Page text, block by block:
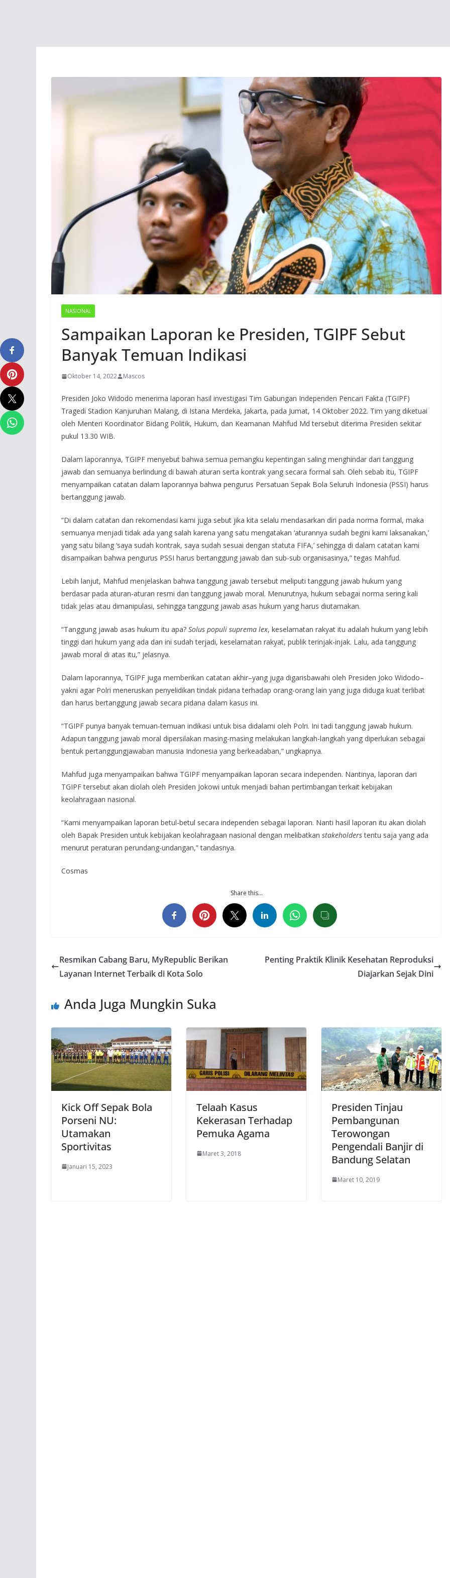
NASIONAL
Sampaikan Laporan ke Presiden, TGIPF Sebut
Banyak Temuan Indikasi
Oktober 14, 2022 Mascos
Presiden Joko Widodo menerima laporan hasil investigasi Tim Gabungan Independen Pencari Fakta (TGIPF)
Tragedi Stadion Kanjuruhan Malang, di Istana Merdeka, Jakarta, pada Jumat, 14 Oktober 2022. Tim yang diketuai
oleh Menteri Koordinator Bidang Politik, Hukum, dan Keamanan Mahfud Md tersebut diterima Presiden sekitar
pukul 13.30 WIB.
Dalam laporannya, TGIPF menyebut bahwa semua pemangku kepentingan saling menghindar dari tanggung
jawab dan semuanya berlindung di bawah aturan serta kontrak yang secara formal sah. Oleh sebab itu, TGIPF
menyampaikan catatan dalam laporannya bahwa pengurus Persatuan Sepak Bola Seluruh Indonesia (PSSI) harus
bertanggung jawab.
“Di dalam catatan dan rekomendasi kami juga sebut jika kita selalu mendasarkan diri pada norma formal, maka
semuanya menjadi tidak ada yang salah karena yang satu mengatakan ‘aturannya sudah begini kami laksanakan,’
yang satu bilang ‘saya sudah kontrak, saya sudah sesuai dengan statuta FIFA,’ sehingga di dalam catatan kami
disampaikan bahwa pengurus PSSI harus bertanggung jawab dan sub-sub organisasinya,” tegas Mahfud.
Lebih lanjut, Mahfud menjelaskan bahwa tanggung jawab tersebut meliputi tanggung jawab hukum yang
berdasar pada aturan-aturan resmi dan tanggung jawab moral. Menurutnya, hukum sebagai norma sering kali
tidak jelas atau dimanipulasi, sehingga tanggung jawab asas hukum yang harus diutamakan.
“Tanggung jawab asas hukum itu apa? Solus populi suprema lex, keselamatan rakyat itu adalah hukum yang lebih
tinggi dari hukum yang ada dan ini sudah terjadi, keselamatan rakyat, publik terinjak-injak. Lalu, ada tanggung
jawab moral di atas itu,” jelasnya.
Dalam laporannya, TGIPF juga memberikan catatan akhir–yang juga digarisbawahi oleh Presiden Joko Widodo–
yakni agar Polri meneruskan penyelidikan tindak pidana terhadap orang-orang lain yang juga diduga kuat terlibat
dan harus bertanggung jawab secara pidana dalam kasus ini.
“TGIPF punya banyak temuan-temuan indikasi untuk bisa didalami oleh Polri. Ini tadi tanggung jawab hukum.
Adapun tanggung jawab moral dipersilakan masing-masing melakukan langkah-langkah yang diperlukan sebagai
bentuk pertanggungjawaban manusia Indonesia yang berkeadaban,” ungkapnya.
Mahfud juga menyampaikan bahwa TGIPF menyampaikan laporan secara independen. Nantinya, laporan dari
TGIPF tersebut akan diolah oleh Presiden Jokowi untuk menjadi bahan pertimbangan terkait kebijakan
keolahragaan nasional.
“Kami menyampaikan laporan betul-betul secara independen sebagai laporan. Nanti hasil laporan itu akan diolah
oleh Bapak Presiden untuk kebijakan keolahragaan nasional dengan melibatkan stakeholderstentu saja yang ada
menurut peraturan perundang-undangan,” tandasnya.
Cosmas
Share this…
Resmikan Cabang Baru, MyRepublic Berikan
Layanan Internet Terbaik di Kota Solo
Penting Praktik Klinik Kesehatan Reproduksi
Diajarkan Sejak Dini
Anda Juga Mungkin Suka
Kick Off Sepak Bola
Porseni NU:
Utamakan
Sportivitas
Januari 15, 2023
Telaah Kasus
Kekerasan Terhadap
Pemuka Agama
Maret 3, 2018
Presiden Tinjau
Pembangunan
Terowongan
Pengendali Banjir di
Bandung Selatan
Maret 10, 2019